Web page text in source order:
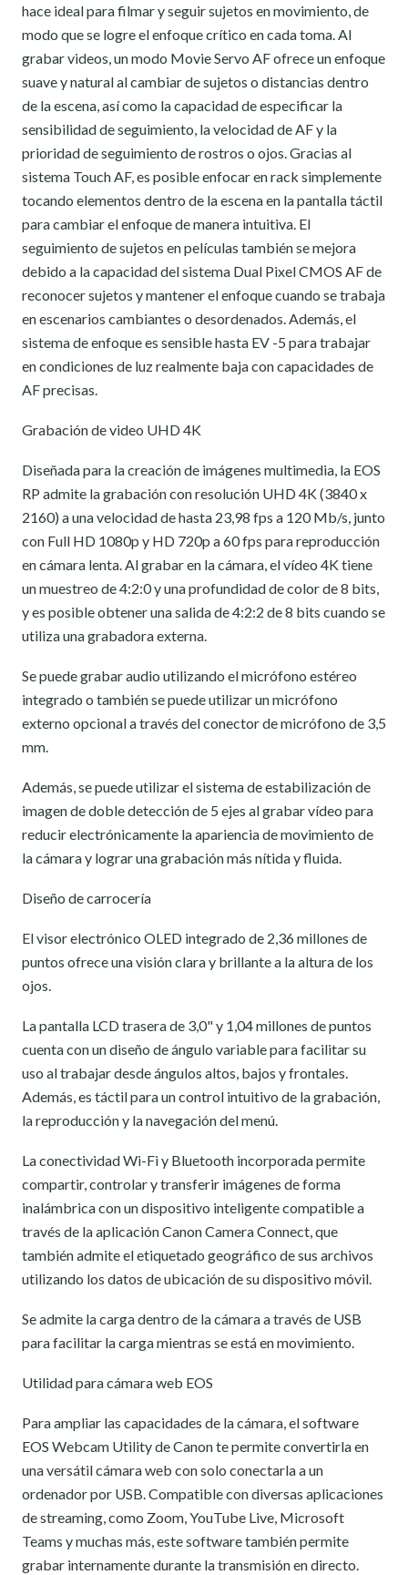
hace ideal para filmar y seguir sujetos en movimiento, de
modo que se logre el enfoque crítico en cada toma. Al
grabar videos, un modo Movie Servo AF ofrece un enfoque
suave y natural al cambiar de sujetos o distancias dentro
de la escena, así como la capacidad de especificar la
sensibilidad de seguimiento, la velocidad de AF y la
prioridad de seguimiento de rostros o ojos. Gracias al
sistema Touch AF, es posible enfocar en rack simplemente
tocando elementos dentro de la escena en la pantalla táctil
para cambiar el enfoque de manera intuitiva. El
seguimiento de sujetos en películas también se mejora
debido a la capacidad del sistema Dual Pixel CMOS AF de
reconocer sujetos y mantener el enfoque cuando se trabaja
en escenarios cambiantes o desordenados. Además, el
sistema de enfoque es sensible hasta EV -5 para trabajar
en condiciones de luz realmente baja con capacidades de
AF precisas.
Grabación de video UHD 4K
Diseñada para la creación de imágenes multimedia, la EOS
RP admite la grabación con resolución UHD 4K (3840 x
2160) a una velocidad de hasta 23,98 fps a 120 Mb/s, junto
con Full HD 1080p y HD 720p a 60 fps para reproducción
en cámara lenta. Al grabar en la cámara, el vídeo 4K tiene
un muestreo de 4:2:0 y una profundidad de color de 8 bits,
y es posible obtener una salida de 4:2:2 de 8 bits cuando se
utiliza una grabadora externa.
Se puede grabar audio utilizando el micrófono estéreo
integrado o también se puede utilizar un micrófono
externo opcional a través del conector de micrófono de 3,5
mm.
Además, se puede utilizar el sistema de estabilización de
imagen de doble detección de 5 ejes al grabar vídeo para
reducir electrónicamente la apariencia de movimiento de
la cámara y lograr una grabación más nítida y fluida.
Diseño de carrocería
El visor electrónico OLED integrado de 2,36 millones de
puntos ofrece una visión clara y brillante a la altura de los
ojos.
La pantalla LCD trasera de 3,0" y 1,04 millones de puntos
cuenta con un diseño de ángulo variable para facilitar su
uso al trabajar desde ángulos altos, bajos y frontales.
Además, es táctil para un control intuitivo de la grabación,
la reproducción y la navegación del menú.
La conectividad Wi-Fi y Bluetooth incorporada permite
compartir, controlar y transferir imágenes de forma
inalámbrica con un dispositivo inteligente compatible a
través de la aplicación Canon Camera Connect, que
también admite el etiquetado geográfico de sus archivos
utilizando los datos de ubicación de su dispositivo móvil.
Se admite la carga dentro de la cámara a través de USB
para facilitar la carga mientras se está en movimiento.
Utilidad para cámara web EOS
Para ampliar las capacidades de la cámara, el software
EOS Webcam Utility de Canon te permite convertirla en
una versátil cámara web con solo conectarla a un
ordenador por USB. Compatible con diversas aplicaciones
de streaming, como Zoom, YouTube Live, Microsoft
Teams y muchas más, este software también permite
grabar internamente durante la transmisión en directo.